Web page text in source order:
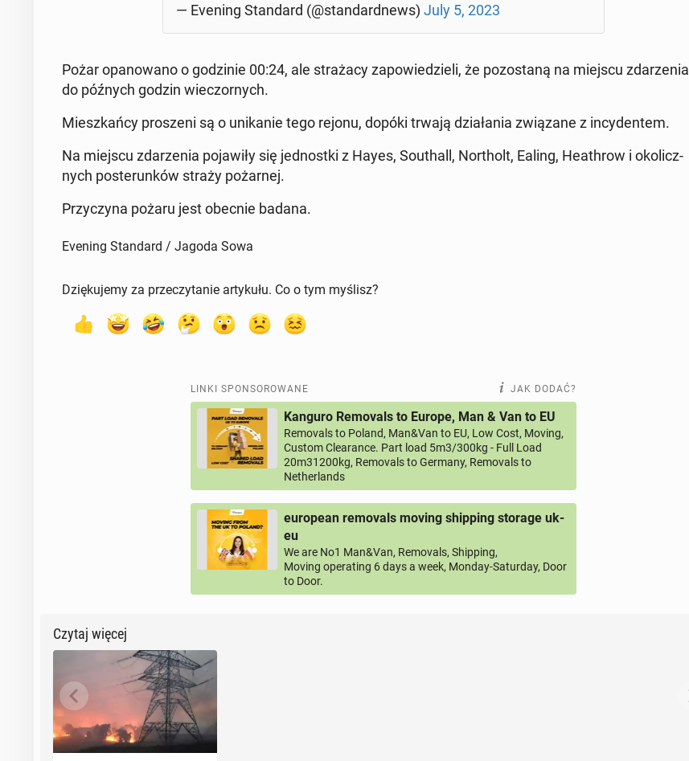
— Evening Stan­dard (@stan­dard­news) July 5, 2023
Pożar opa­no­wa­no o go­dzi­nie 00:24, ale stra­ża­cy za­po­wie­dzie­li, że po­zo­sta­ną na miejscu zda­rze­nia
do późnych godzin wie­czor­nych.
Miesz­kań­cy pro­sze­ni są o uni­ka­nie tego rejonu, dopóki trwają dzia­ła­nia zwią­za­ne z in­cy­den­tem.
Na miejscu zda­rze­nia po­ja­wi­ły się jed­nost­ki z Hayes, So­uthall, Nor­tholt, Ealing, He­ath­row i oko­licz­
nych po­ste­run­ków straży po­żar­nej.
Przy­czy­na pożaru jest obecnie badana.
Evening Standard / Jagoda Sowa
Dziękujemy za przeczytanie artykułu. Co o tym myślisz?
LINKI SPONSOROWANE JAK DODAĆ?
Kanguro Removals to Europe, Man & Van to EU
Removals to Poland, Man&Van to EU, Low Cost, Moving,
Custom Clearance. Part load 5m3/300kg - Full Load
20m31200kg, Removals to Germany, Removals to
Netherlands
european removals moving shipping storage uk-
eu
We are No1 Man&Van, Removals, Shipping,
Moving operating 6 days a week, Monday-Saturday, Door
to Door.
Czytaj więcej